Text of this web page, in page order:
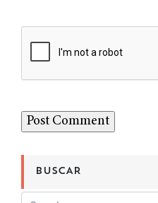
BUSCAR